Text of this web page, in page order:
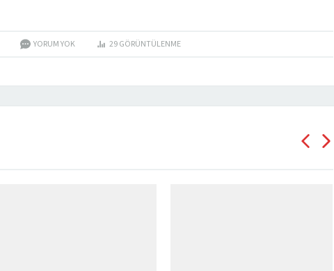
YORUM YOK 29GÖRÜNTÜLENME